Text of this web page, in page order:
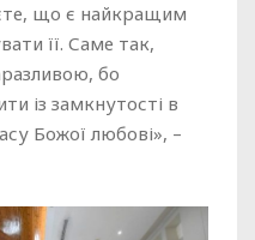
що є найкращим
її. Саме так,
бо
із замкнутості в
Божої любові», –